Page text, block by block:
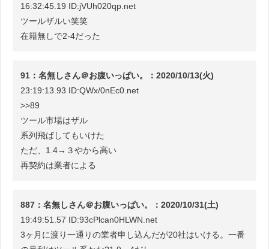
16:32:45.19 ID:jVUh020qp.net
ツールザルい笑笑
在籍無しで2-4だった
91：名無しさん＠お腹いっぱい。：2020/10/13(火)
23:19:13.93 ID:QWx/0nEc0.net
>>89
ツール市場はザル
系列飛ばしてもいけた
ただ、1.4→３やから高い
再契約は業者による
887：名無しさん＠お腹いっぱい。：2020/10/31(土)
19:49:51.57 ID:93cPlcan0HLWN.net
3ヶ月に渡り一通りの業者申し込んだが20社はいける。一番